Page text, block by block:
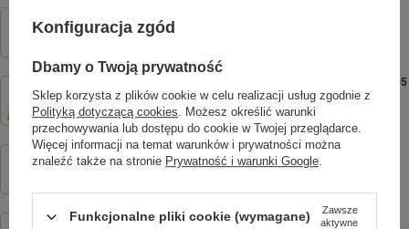
29,99 zł /
QUALO kabel nylonowy USB-C - Lightning 1,5m 2,4A zółty QKN-CL-05
16,99 zł / szt.
Nakładka Crystal Clear do iPhone 12 / 12 Pro 6,1" transparentna
QUALO kabel nylonowy USB-C - Lightning 1,5m 2,4A mietowy QKN-
Konfiguracja zgód
Dbamy o Twoją prywatność
Sklep korzysta z plików cookie w celu realizacji usług zgodnie z
Polityką dotyczącą cookies. Możesz określić warunki
przechowywania lub dostępu do cookie w Twojej przeglądarce.
Więcej informacji na temat warunków i prywatności można
znaleźć także na stronie Prywatność i warunki Google.
Funkcjonalne pliki cookie (wymagane)
Zawsze
aktywne